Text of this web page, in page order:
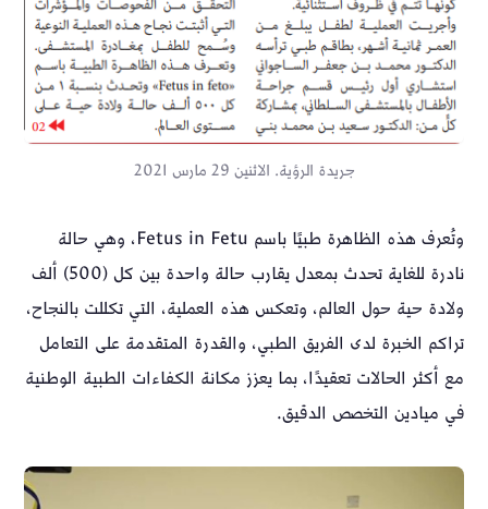
جريدة الرؤية. الاثنين 29 مارس 2021
وتُعرف هذه الظاهرة طبيًا باسم Fetus in Fetu، وهي حالة
نادرة للغاية تحدث بمعدل يقارب حالة واحدة بين كل (500) ألف
ولادة حية حول العالم، وتعكس هذه العملية، التي تكللت بالنجاح،
تراكم الخبرة لدى الفريق الطبي، والقدرة المتقدمة على التعامل
مع أكثر الحالات تعقيدًا، بما يعزز مكانة الكفاءات الطبية الوطنية
في ميادين التخصص الدقيق.